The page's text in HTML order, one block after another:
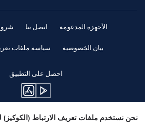
الأجهزة المدعومة اتصل بنا
بيان الخصوصية سياسة ملفات
احصل على التطبيق
ابقوا متابعين
نحن نستخدم ملفات تعريف الارتباط